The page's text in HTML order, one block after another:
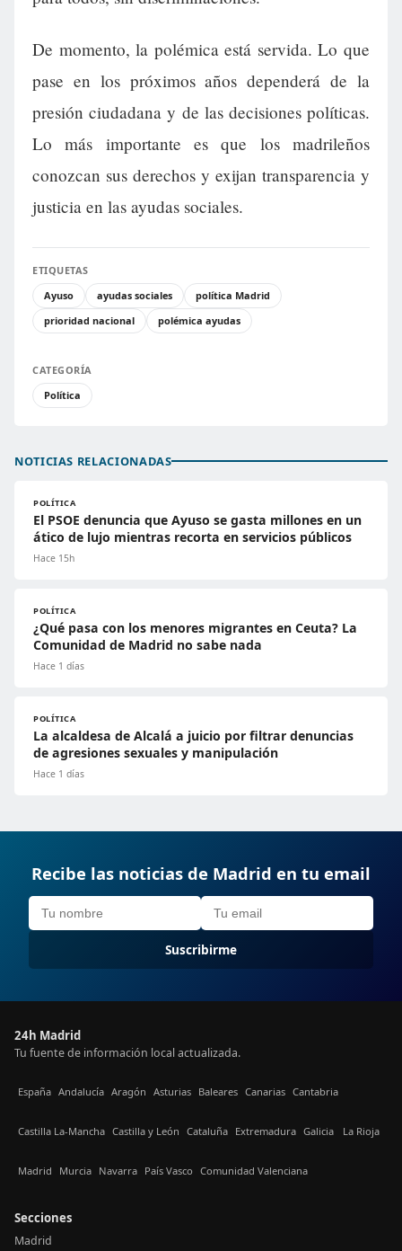
De momento, la polémica está servida. Lo que
pase en los próximos años dependerá de la
presión ciudadana y de las decisiones políticas.
Lo más importante es que los madrileños
conozcan sus derechos y exijan transparencia y
justicia en las ayudas sociales.
ETIQUETAS
Ayuso
ayudas sociales
política Madrid
prioridad nacional
polémica ayudas
CATEGORÍA
Política
NOTICIAS RELACIONADAS
POLÍTICA
El PSOE denuncia que Ayuso se gasta millones en un
ático de lujo mientras recorta en servicios públicos
Hace 15h
POLÍTICA
¿Qué pasa con los menores migrantes en Ceuta? La
Comunidad de Madrid no sabe nada
Hace 1 días
POLÍTICA
La alcaldesa de Alcalá a juicio por filtrar denuncias
de agresiones sexuales y manipulación
Hace 1 días
Recibe las noticias de Madrid en tu email
Suscribirme
24h Madrid
Tu fuente de información local actualizada.
España Andalucía Aragón Asturias Baleares Canarias Cantabria
Castilla La-Mancha Castilla y León Cataluña Extremadura Galicia La Rioja
Madrid Murcia Navarra País Vasco Comunidad Valenciana
Secciones
Madrid